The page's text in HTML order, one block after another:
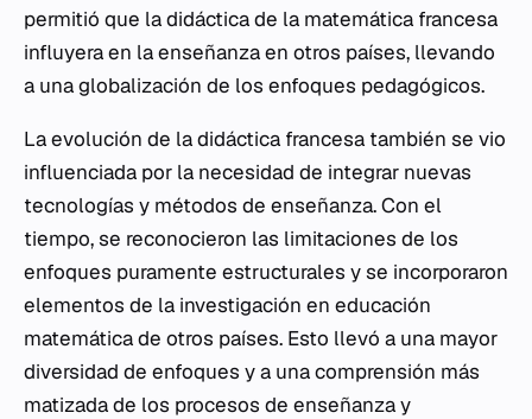
permitió que la didáctica de la matemática francesa
influyera en la enseñanza en otros países, llevando
a una globalización de los enfoques pedagógicos.
La evolución de la didáctica francesa también se vio
influenciada por la necesidad de integrar nuevas
tecnologías y métodos de enseñanza. Con el
tiempo, se reconocieron las limitaciones de los
enfoques puramente estructurales y se incorporaron
elementos de la investigación en educación
matemática de otros países. Esto llevó a una mayor
diversidad de enfoques y a una comprensión más
matizada de los procesos de enseñanza y